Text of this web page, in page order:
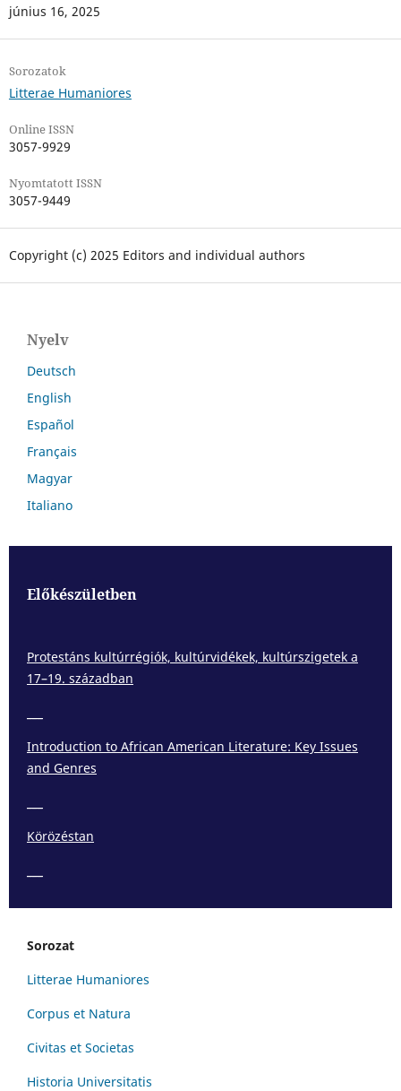
június 16, 2025
Sorozatok
Litterae Humaniores
Online ISSN
3057-9929
Nyomtatott ISSN
3057-9449
Copyright (c) 2025 Editors and individual authors
Nyelv
Deutsch
English
Español
Français
Magyar
Italiano
Előkészületben
Protestáns kultúrrégiók, kultúrvidékek, kultúrszigetek a
17–19. században
Introduction to African American Literature: Key Issues
and Genres
Körözéstan
Sorozat
Litterae Humaniores
Corpus et Natura
Civitas et Societas
Historia Universitatis